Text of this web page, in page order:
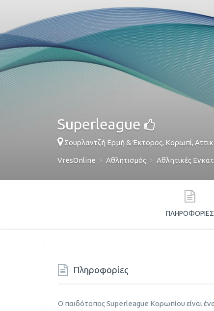
Superleague
Σουρλαντζή Ερμή & Έκτορος, Κορωπί,
VresOnline Αθλητισμός Αθλητικές
ΠΛΗΡΟΦΟΡΊΕΣ
Πληροφορίες
Ο παιδότοπος Superleague Κορωπίου είναι